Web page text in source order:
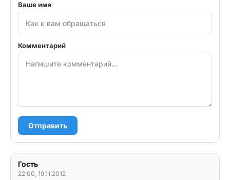
Ваше имя
Комментарий
Отправить
Гость
22:00, 19.11.2012